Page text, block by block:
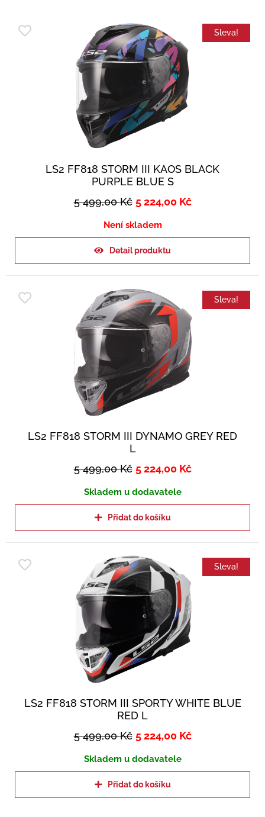
Sleva!
LS2 FF818 STORM III KAOS BLACK
PURPLE BLUE S
5 499,00Kč 5 224,00 Kč
Není skladem
Detail produktu
Sleva!
LS2 FF818 STORM III DYNAMO GREY RED
L
5 499,00Kč 5 224,00 Kč
Skladem u dodavatele
Přidat do košíku
Sleva!
LS2 FF818 STORM III SPORTY WHITE BLUE
RED L
5 499,00Kč 5 224,00 Kč
Skladem u dodavatele
Přidat do košíku